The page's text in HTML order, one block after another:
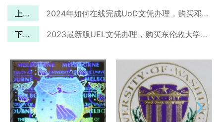
上一篇 2024年如何在线完成UoD文凭办理，购买邓迪大学毕业证多久完成？
下一篇 2023最新版UEL文凭办理，购买东伦敦大学毕业证最快捷的渠道！